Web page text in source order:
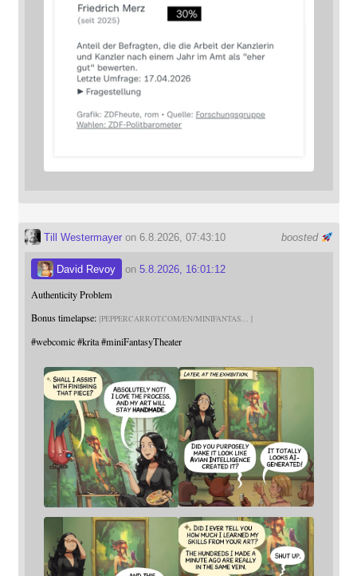
boosted
Till Westermayeron 6.8.2026, 07:43:10
David Revoy on 5.8.2026, 16:01:12
Authenticity Problem
Bonus timelapse: PEPPERCARROT.COM/EN/MINIFANTAS
#webcomic #krita #miniFantasyTheater